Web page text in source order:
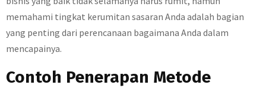
memahami tingkat kerumitan sasaran Anda adalah bagian
yang penting dari perencanaan bagaimana Anda dalam
mencapainya.
Contoh Penerapan Metode